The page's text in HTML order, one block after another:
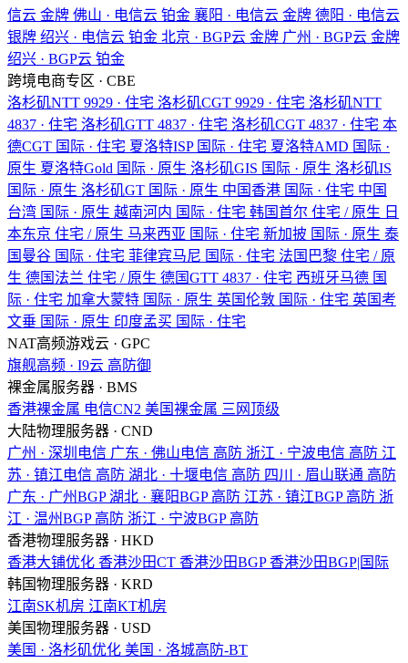
信云 金牌 佛山 · 电信云 铂金 襄阳 · 电信云 金牌 德阳 · 电信云
银牌 绍兴 · 电信云 铂金 北京 · BGP云 金牌 广州 · BGP云 金牌
绍兴 · BGP云 铂金
跨境电商专区 · CBE
洛杉矶NTT 9929 · 住宅 洛杉矶CGT 9929 · 住宅 洛杉矶NTT
4837 · 住宅 洛杉矶GTT 4837 · 住宅 洛杉矶CGT 4837 · 住宅 本
德CGT 国际 · 住宅 夏洛特ISP 国际 · 住宅 夏洛特AMD 国际 ·
原生 夏洛特Gold 国际 · 原生 洛杉矶GIS 国际 · 原生 洛杉矶IS
国际 · 原生 洛杉矶GT 国际 · 原生 中国香港 国际 · 住宅 中国
台湾 国际 · 原生 越南河内 国际 · 住宅 韩国首尔 住宅 / 原生 日
本东京 住宅 / 原生 马来西亚 国际 · 住宅 新加披 国际 · 原生 泰
国曼谷 国际 · 住宅 菲律宾马尼 国际 · 住宅 法国巴黎 住宅 / 原
生 德国法兰 住宅 / 原生 德国GTT 4837 · 住宅 西班牙马德 国
际 · 住宅 加拿大蒙特 国际 · 原生 英国伦敦 国际 · 住宅 英国考
文垂 国际 · 原生 印度孟买 国际 · 住宅
NAT高频游戏云 · GPC
旗舰高频 · I9云 高防御
裸金属服务器 · BMS
香港裸金属 电信CN2 美国裸金属 三网顶级
大陆物理服务器 · CND
广州 · 深圳电信 广东 · 佛山电信 高防 浙江 · 宁波电信 高防 江
苏 · 镇江电信 高防 湖北 · 十堰电信 高防 四川 · 眉山联通 高防
广东 · 广州BGP 湖北 · 襄阳BGP 高防 江苏 · 镇江BGP 高防 浙
江 · 温州BGP 高防 浙江 · 宁波BGP 高防
香港物理服务器 · HKD
香港大铺优化 香港沙田CT 香港沙田BGP 香港沙田BGP|国际
韩国物理服务器 · KRD
江南SK机房 江南KT机房
美国物理服务器 · USD
美国 · 洛杉矶优化 美国 · 洛城高防-BT